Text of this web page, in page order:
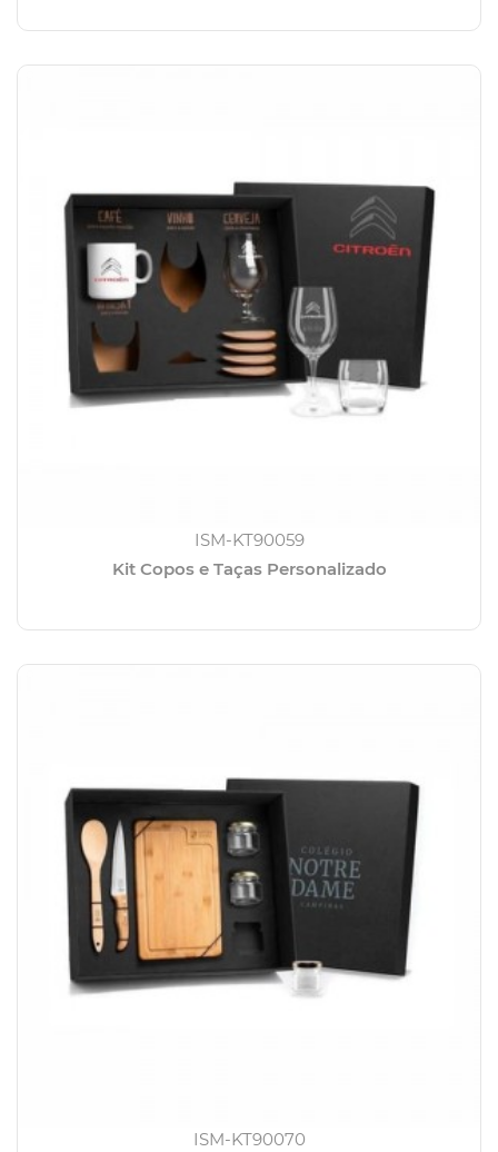
ISM-KT90059
Kit Copos e Taças Personalizado
ISM-KT90070